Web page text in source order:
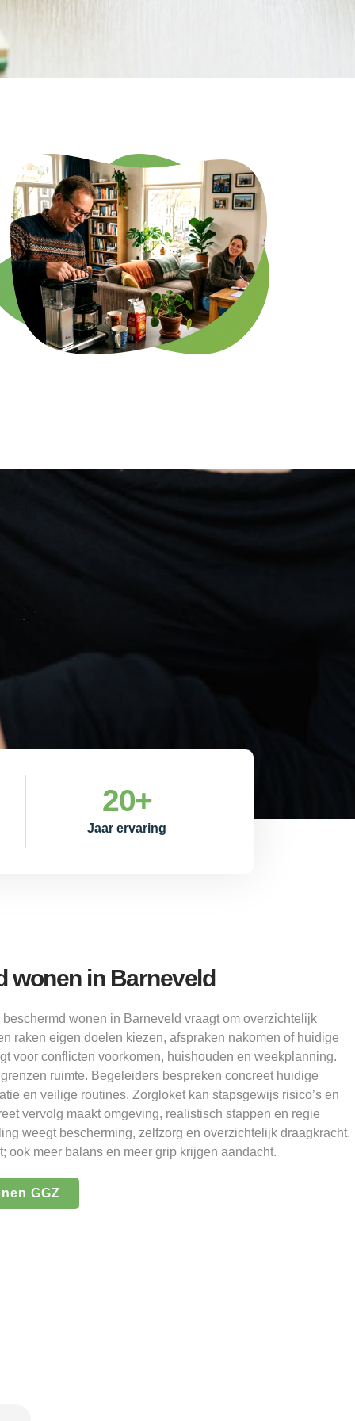
Jaar ervaring
20+
wonen in Barneveld
wonen in Barneveld vraagt om overzichtelijk
raken eigen doelen kiezen, afspraken nakomen of huidige
voor conflicten voorkomen, huishouden en weekplanning.
ruimte. Begeleiders bespreken concreet huidige
en veilige routines. Zorgloket kan stapsgewijs risico’s en
vervolg maakt omgeving, realistisch stappen en regie
weegt bescherming, zelfzorg en overzichtelijk draagkracht.
ook meer balans en meer grip krijgen aandacht.
GGZ